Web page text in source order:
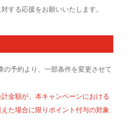
する応援をお願いいたします。
の予約より、一部条件を変更させて
金額が、本キャンペーンにおける
た場合に限りポイント付与の対象